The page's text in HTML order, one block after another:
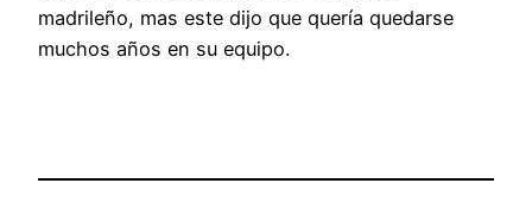
madrileño, mas este dijo que quería quedarse
muchos años en su equipo.